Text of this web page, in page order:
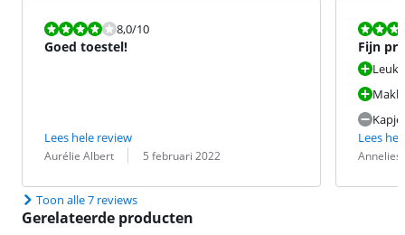
Beoordeling is 8,0 van de 10.
8,0/10
Goed toestel!
Lees hele review
Beoordeling door:
Aurélie Albert
Datum: 5 februari 2022
Fijn
Leuk
Lees
Annelies
Datum:
Toon alle 7 reviews
Gerelateerde producten